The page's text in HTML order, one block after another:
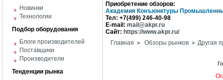
Новинки
Технологии
Подбор оборудования
Блоги производителей
Поставщики
Производители
Тенденции рынка
Приобретение обзоров:
Академия Конъюнктуры
Тел: +7(499) 246-40-98
E-mail: mail@akpr.ru
Сайт: https://www.akpr.ru/
Главная > Обзоры рынков > Другая